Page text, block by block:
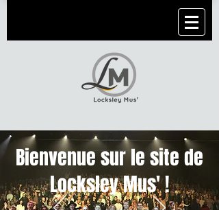
Bienvenue sur le site de
Locksley Mus' !